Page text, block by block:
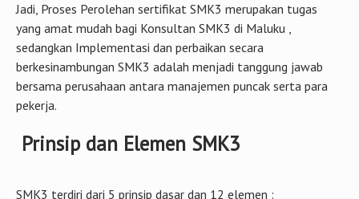
Jadi, Proses Perolehan sertifikat SMK3 merupakan tugas
yang amat mudah bagi Konsultan SMK3 di Maluku ,
sedangkan Implementasi dan perbaikan secara
berkesinambungan SMK3 adalah menjadi tanggung jawab
bersama perusahaan antara manajemen puncak serta para
pekerja.
Prinsip dan Elemen SMK3
SMK3 terdiri dari 5 prinsip dasar dan 12 elemen :